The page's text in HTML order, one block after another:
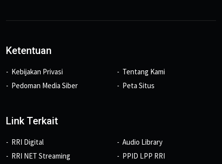
Ketentuan
Kebijakan Privasi
Pedoman Media Siber
Tentang Kami
Peta Situs
Link Terkait
RRI Digital
RRI NET Streaming
Audio Library
PPID LPP RRI